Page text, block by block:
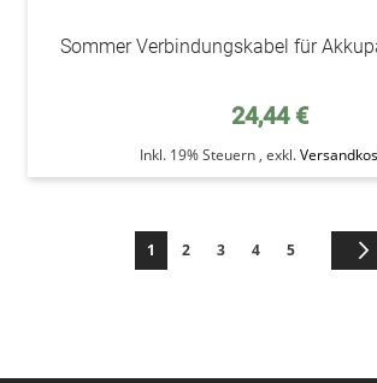
Sommer Verbindungskabel für
24,44 €
Inkl. 19% Steuern , exkl.
Seite
Sie lesen gerade die Seite
1 Seite
2 Seite
3 Seite
4 Seite
5